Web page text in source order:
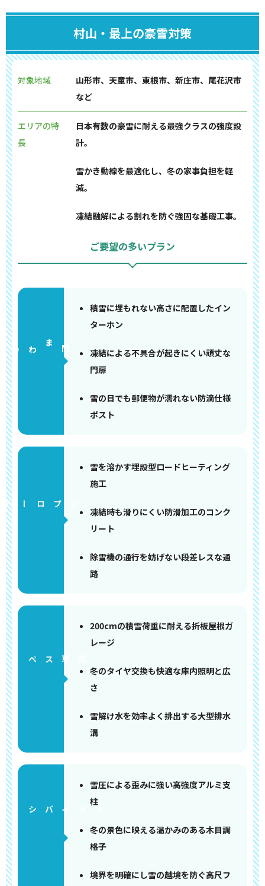
村山・最上の豪雪対策
対象地域
山形市、天童市、東根市、新庄市、尾花沢市
など
エリアの特
長
日本有数の豪雪に耐える最強クラスの強度設
計。
雪かき動線を最適化し、冬の家事負担を軽
減。
凍結融解による割れを防ぐ強固な基礎工事。
ご要望の多いプラン
門まわり
積雪に埋もれない高さに配置したイン
ターホン
凍結による不具合が起きにくい頑丈な
門扉
雪の日でも郵便物が濡れない防滴仕様
ポスト
アプローチ
雪を溶かす埋設型ロードヒーティング
施工
凍結時も滑りにくい防滑加工のコンク
リート
除雪機の通行を妨げない段差レスな通
路
200cmの積雪荷重に耐える折板屋根ガ
レージ
冬のタイヤ交換も快適な庫内照明と広
さ
雪解け水を効率よく排出する大型排水
溝
雪圧による歪みに強い高強度アルミ支
柱
冬の景色に映える温かみのある木目調
格子
境界を明確にし雪の越境を防ぐ高尺フ